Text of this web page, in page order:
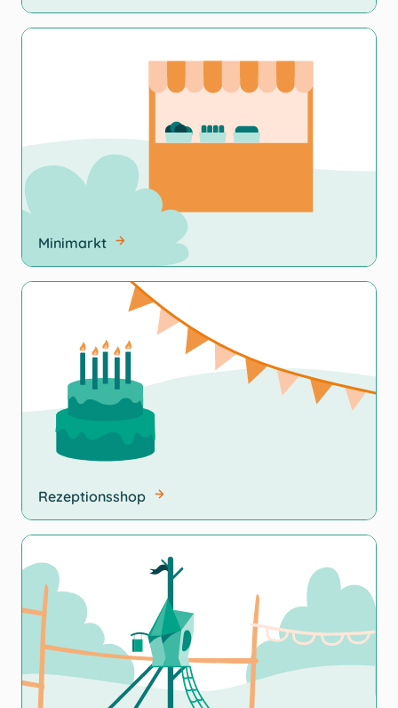
Minimarkt
Rezeptionsshop